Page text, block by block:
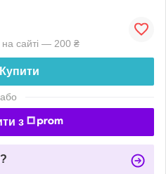
сайті — 200 ₴
Купити
або
з